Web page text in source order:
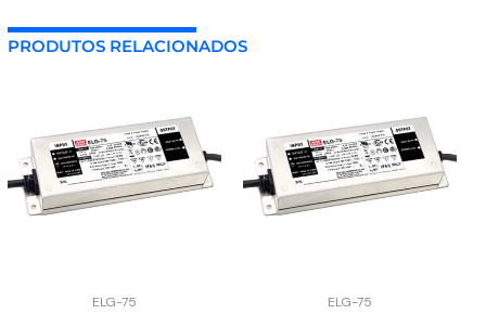
PRODUTOS RELACIONADOS
ELG-75 ELG-75